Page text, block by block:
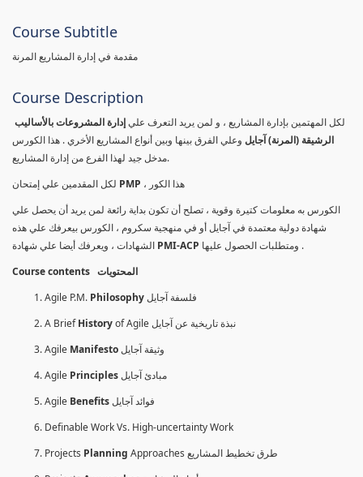
Course Subtitle
مقدمة في إدارة المشاريع المرنة
Course Description
لكل المهتمين بإدارة المشاريع ، و لمن يريد التعرف عليإدارة المشروعات بالأساليب
الرشيقة (المرنة) آجايل وعلي الفرق بينها وبين أنواع المشاريع الأخري . هذا الكورس
مدخل جيد لهذا الفرع من إدارة المشاريع.
PMP
، هذا الكور
الكورس به معلومات كتيرة وقوية ، تصلح أن تكون بداية رائعة لمن يريد أن يحصل علي
شهادة دولية معتمدة في آجايل أو في منهجية سكروم ، الكورس بيعرفك علي هذه
PMI-ACP
ومتطلبات الحصول عليها .
Agile P.M. Philosophyفلسفة آجايل
A BriefHistory
of Agile نبذة تاريخية عن آجايل
Agile Manifestoوثيقة آجايل
Agile Principlesمبادئ آجايل
Agile Benefitsفوائد آجايل
Definable Work Vs. High-uncertainty Work
Projects Planning
Approaches طرق تخطيط المشاريع